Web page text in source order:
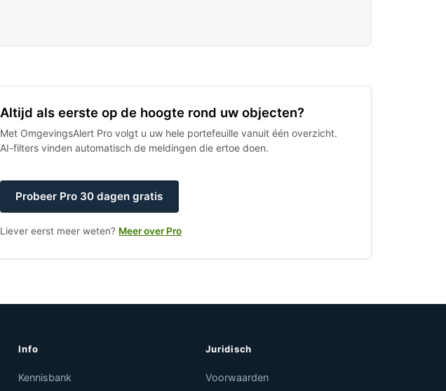
Altijd als eerste op de hoogte rond uw objecten?
Met OmgevingsAlert Pro volgt u uw hele portefeuille vanuit één overzicht.
AI-filters vinden automatisch de meldingen die ertoe doen.
Probeer Pro 30 dagen gratis
Liever eerst meer weten? Meer over Pro
Info
Kennisbank
Juridisch
Voorwaarden